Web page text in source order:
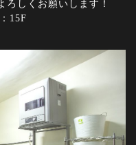
ろしくお願いします！
15F